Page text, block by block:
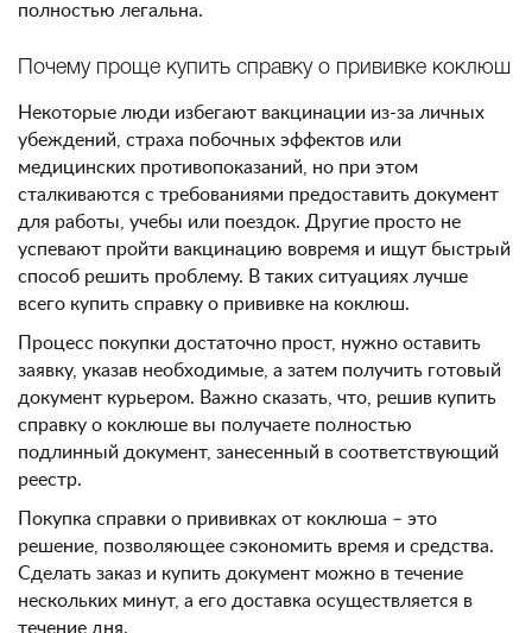
полностью легальна.
Почему проще купить справку о прививке коклюш
Некоторые люди избегают вакцинации из-за личных
убеждений, страха побочных эффектов или
медицинских противопоказаний, но при этом
сталкиваются с требованиями предоставить документ
для работы, учебы или поездок. Другие просто не
успевают пройти вакцинацию вовремя и ищут быстрый
способ решить проблему. В таких ситуациях лучше
всего купить справку о прививке на коклюш.
Процесс покупки достаточно прост, нужно оставить
заявку, указав необходимые, а затем получить готовый
документ курьером. Важно сказать, что, решив купить
справку о коклюше вы получаете полностью
подлинный документ, занесенный в соответствующий
реестр.
Покупка справки о прививках от коклюша – это
решение, позволяющее сэкономить время и средства.
Сделать заказ и купить документ можно в течение
нескольких минут, а его доставка осуществляется в
течение дня.